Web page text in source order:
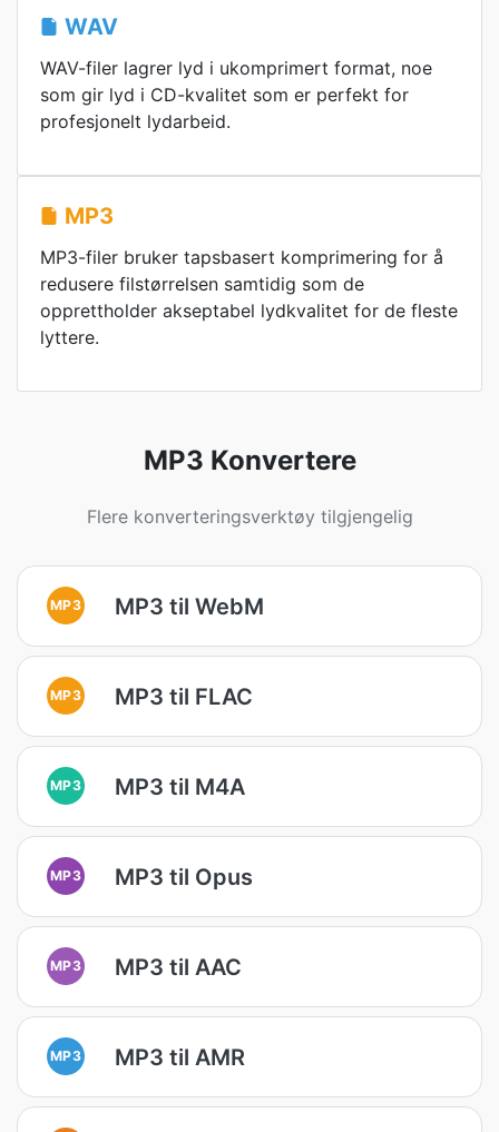
WAV
WAV-filer lagrer lyd i ukomprimert format, noe
som gir lyd i CD-kvalitet som er perfekt for
profesjonelt lydarbeid.
MP3
MP3-filer bruker tapsbasert komprimering for å
redusere filstørrelsen samtidig som de
opprettholder akseptabel lydkvalitet for de fleste
lyttere.
MP3 Konvertere
Flere konverteringsverktøy tilgjengelig
MP3 MP3 til WebM
MP3 MP3 til FLAC
MP3 MP3 til M4A
MP3 MP3 til Opus
MP3 MP3 til AAC
MP3 MP3 til AMR